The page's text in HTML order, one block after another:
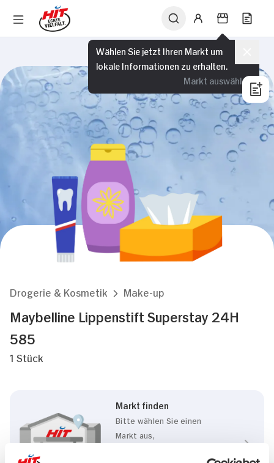
Wählen Sie jetzt Ihren Markt um
lokale Informationen zu erhalten.
Markt auswählen
Drogerie & Kosmetik Make-up
Maybelline Lippenstift Superstay 24H
585
1 Stück
Markt finden
Bitte wählen Sie einen
Markt aus,